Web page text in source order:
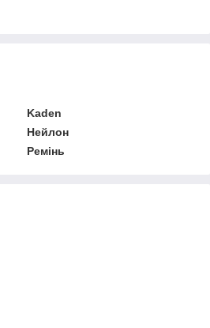
Kaden
Нейлон
Ремінь